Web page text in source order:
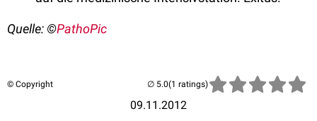
Quelle: ©PathoPic
© Copyright
09.11.2012
(1 ratings)